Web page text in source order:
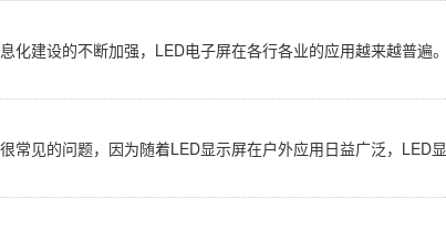
化建设的不断加强，LED电子屏在各行各业的应用越来越普遍
常见的问题，因为随着LED显示屏在户外应用日益广泛，LED